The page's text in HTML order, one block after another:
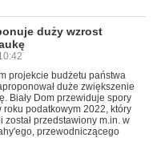
duży wzrost
projekcie budżetu państwa
duże zwiększenie
Biały Dom przewiduje spory
roku podatkowym 2022, który
przedstawiony m.in. w
przewodniczącego